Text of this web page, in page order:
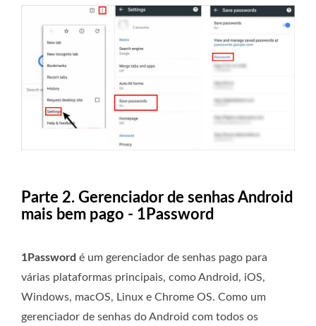
Parte 2. Gerenciador de senhas Android
mais bem pago - 1Password
1Password é um gerenciador de senhas pago para
várias plataformas principais, como Android, iOS,
Windows, macOS, Linux e Chrome OS. Como um
gerenciador de senhas do Android com todos os